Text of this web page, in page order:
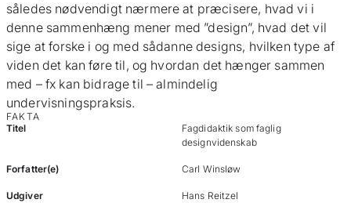
således nødvendigt nærmere at præcisere, hvad vi i
denne sammenhæng mener med ”design”, hvad det vil
sige at forske i og med sådanne designs, hvilken type af
viden det kan føre til, og hvordan det hænger sammen
med – fx kan bidrage til – almindelig
undervisningspraksis.
FAKTA
Titel
Fagdidaktik som faglig
designvidenskab
Forfatter(e) Carl Winsløw
Udgiver Hans Reitzel